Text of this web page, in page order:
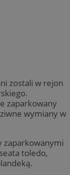
zostali w rejon
zaparkowany
wymiany w
zaparkowanymi
toledo,